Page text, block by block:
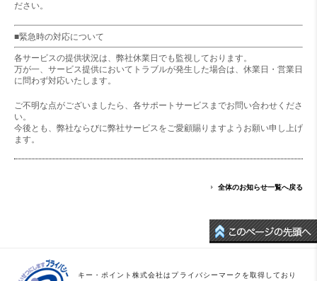
ださい。
■緊急時の対応について
各サービスの提供状況は、弊社休業日でも監視しております。
万が一、サービス提供においてトラブルが発生した場合は、休業日・営業日
に問わず対応いたします。
ご不明な点がございましたら、各サポートサービスまでお問い合わせくださ
い。
今後とも、弊社ならびに弊社サービスをご愛顧賜りますようお願い申し上げ
ます。
全体のお知らせ一覧へ戻る
キー・ポイント株式会社はプライバシーマークを取得しており